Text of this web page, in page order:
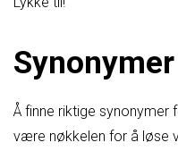
Å finne riktige synonymer
være nøkkelen for å løse